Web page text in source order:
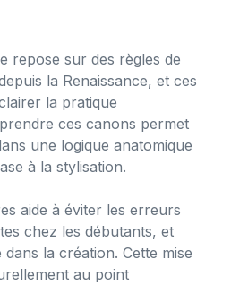
repose sur des règles de
la Renaissance, et ces
la pratique
ces canons permet
une logique anatomique
à la stylisation.
aide à éviter les erreurs
chez les débutants, et
dans la création. Cette mise
au point